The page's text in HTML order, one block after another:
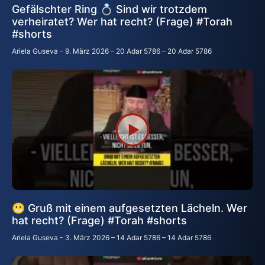
Gefälschter Ring 💍 Sind wir trotzdem
verheiratet? Wer hat recht? (Frage) #Torah
#shorts
Ariela Guseva 9. März 2026 – 20 Adar 5786 – 20 Adar 5786
😬 Gruß mit einem aufgesetzten Lächeln. Wer
hat recht? (Frage) #Torah #shorts
Ariela Guseva 3. März 2026 – 14 Adar 5786 – 14 Adar 5786